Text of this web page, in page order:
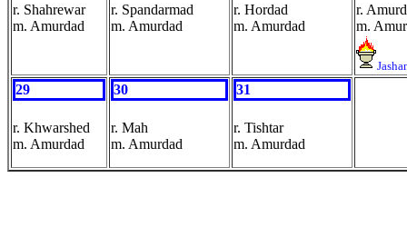
r. Shahrewar
m. Amurdad
r. Spandarmad
m. Amurdad
r. Hordad
m. Amurdad
r.
m.
29
r. Khwarshed
m. Amurdad
30
r. Mah
m. Amurdad
31
r. Tishtar
m. Amurdad